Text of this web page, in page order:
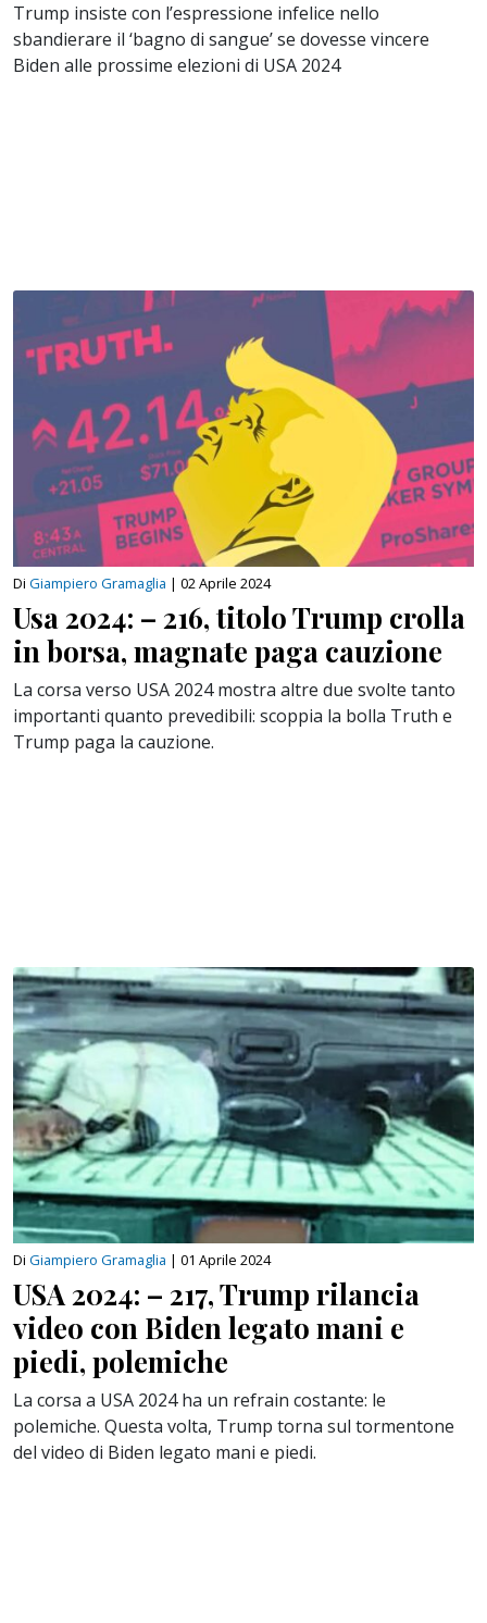
Trump insiste con l’espressione infelice nello
sbandierare il ‘bagno di sangue’ se dovesse vincere
Biden alle prossime elezioni di USA 2024
Di Giampiero Gramaglia | 02 Aprile 2024
Usa 2024: – 216, titolo Trump crolla
in borsa, magnate paga cauzione
La corsa verso USA 2024 mostra altre due svolte tanto
importanti quanto prevedibili: scoppia la bolla Truth e
Trump paga la cauzione.
Di Giampiero Gramaglia | 01 Aprile 2024
USA 2024: – 217, Trump rilancia
video con Biden legato mani e
piedi, polemiche
La corsa a USA 2024 ha un refrain costante: le
polemiche. Questa volta, Trump torna sul tormentone
del video di Biden legato mani e piedi.